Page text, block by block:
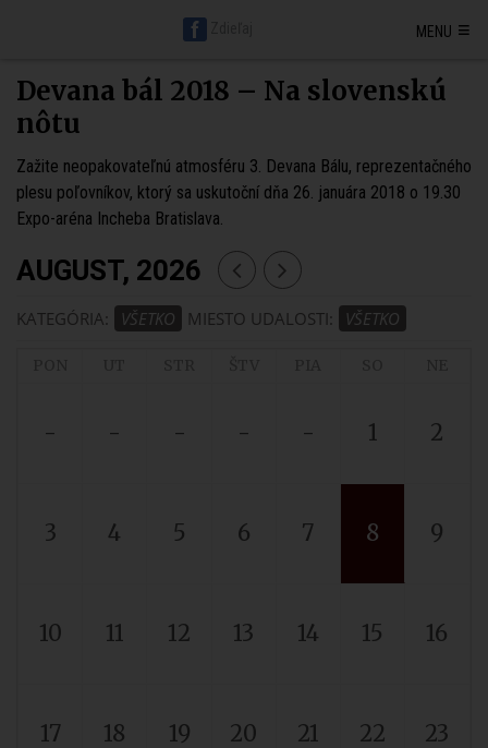
Karlova ves
Podunajské Biskupice
Záhorská Bystrica
Jarovce Čunovo Rusovce
Stupava
Senec
Malacky Pezinok Modra
MENU ≡
Devana bál 2018 – Na slovenskú
nôtu
Zažite neopakovateľnú atmosféru 3. Devana Bálu, reprezentačného
plesu poľovníkov, ktorý sa uskutoční dňa 26. januára 2018 o 19.30
Expo-aréna Incheba Bratislava.
AUGUST, 2026
KATEGÓRIA: VŠETKO MIESTO UDALOSTI: VŠETKO
- - - - - 1 2
3 4 5 6 7 8 9
10 11 12 13 14 15 16
17 18 19 20 21 22 23